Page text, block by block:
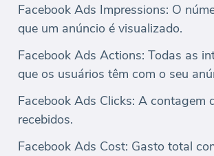
Facebook Ads Impressions: O
que um anúncio é visualizado.
Facebook Ads Actions: Todas as
que os usuários têm com o seu
Facebook Ads Clicks: A contagem
recebidos.
Facebook Ads Cost: Gasto total